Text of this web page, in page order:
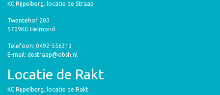
KC Rijpelberg, locatie de Straap
Twentehof 200
5709KG Helmond
Telefoon: 0492-556313
E-mail: destraap@obsh.nl
Locatie de Rakt
KC Rijpelberg, locatie de Rakt